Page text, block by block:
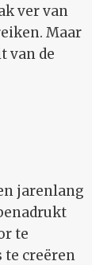
ver van
Maar
van de
jarenlang
te
te creëren